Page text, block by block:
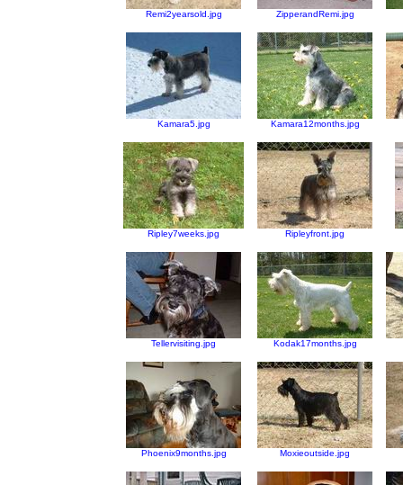
Remi2yearsold.jpg ZipperandRemi.jpg
Kamara5.jpg Kamara12months.jpg
Ripley7weeks.jpg Ripleyfront.jpg
Tellervisiting.jpg Kodak17months.jpg
Phoenix9months.jpg Moxieoutside.jpg